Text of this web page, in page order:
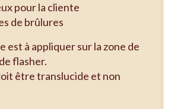
pour la cliente
de brûlures
est à appliquer sur la zone de
flasher.
être translucide et non